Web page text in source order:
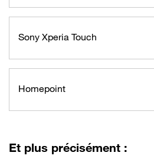
Sony Xperia Touch
Homepoint
Et plus précisément :